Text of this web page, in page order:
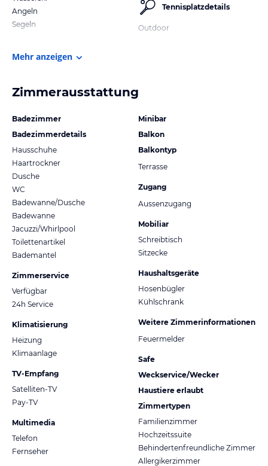
Angeln
Segeln
Tennisplatzdetails
Outdoor
Mehr anzeigen
Zimmerausstattung
Badezimmer
Badezimmerdetails
Hausschuhe
Haartrockner
Dusche
WC
Badewanne/Dusche
Badewanne
Jacuzzi/Whirlpool
Toilettenartikel
Bademantel
Zimmerservice
Verfügbar
24h Service
Klimatisierung
Heizung
Klimaanlage
TV-Empfang
Satelliten-TV
Pay-TV
Multimedia
Telefon
Fernseher
Minibar
Balkon
Balkontyp
Terrasse
Zugang
Aussenzugang
Mobiliar
Schreibtisch
Sitzecke
Haushaltsgeräte
Hosenbügler
Kühlschrank
Weitere Zimmerinformationen
Feuermelder
Safe
Weckservice/Wecker
Haustiere erlaubt
Zimmertypen
Familienzimmer
Hochzeitssuite
Behindertenfreundliche Zimmer
Allergikerzimmer